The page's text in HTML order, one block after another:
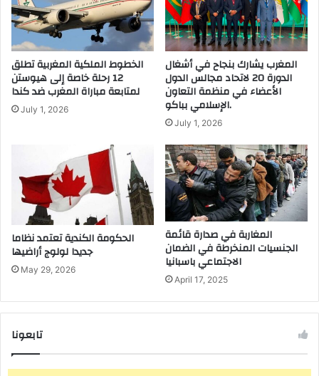
الخطوط الملكية المغربية تطلق
12 رحلة خاصة إلى هيوستن
لمتابعة مباراة المغرب ضد كندا
July 1, 2026
المغرب يشارك بنجاح في أشغال
الدورة 20 لاتحاد مجالس الدول
الأعضاء في منظمة التعاون
الإسلامي بباكو.
July 1, 2026
الحكومة الكندية تعتمد نظاما
جديدا لولوج أراضيها
May 29, 2026
المغاربة في صدارة قائمة
الجنسيات المنخرطة في الضمان
الاجتماعي باسبانيا
April 17, 2025
تابعونا